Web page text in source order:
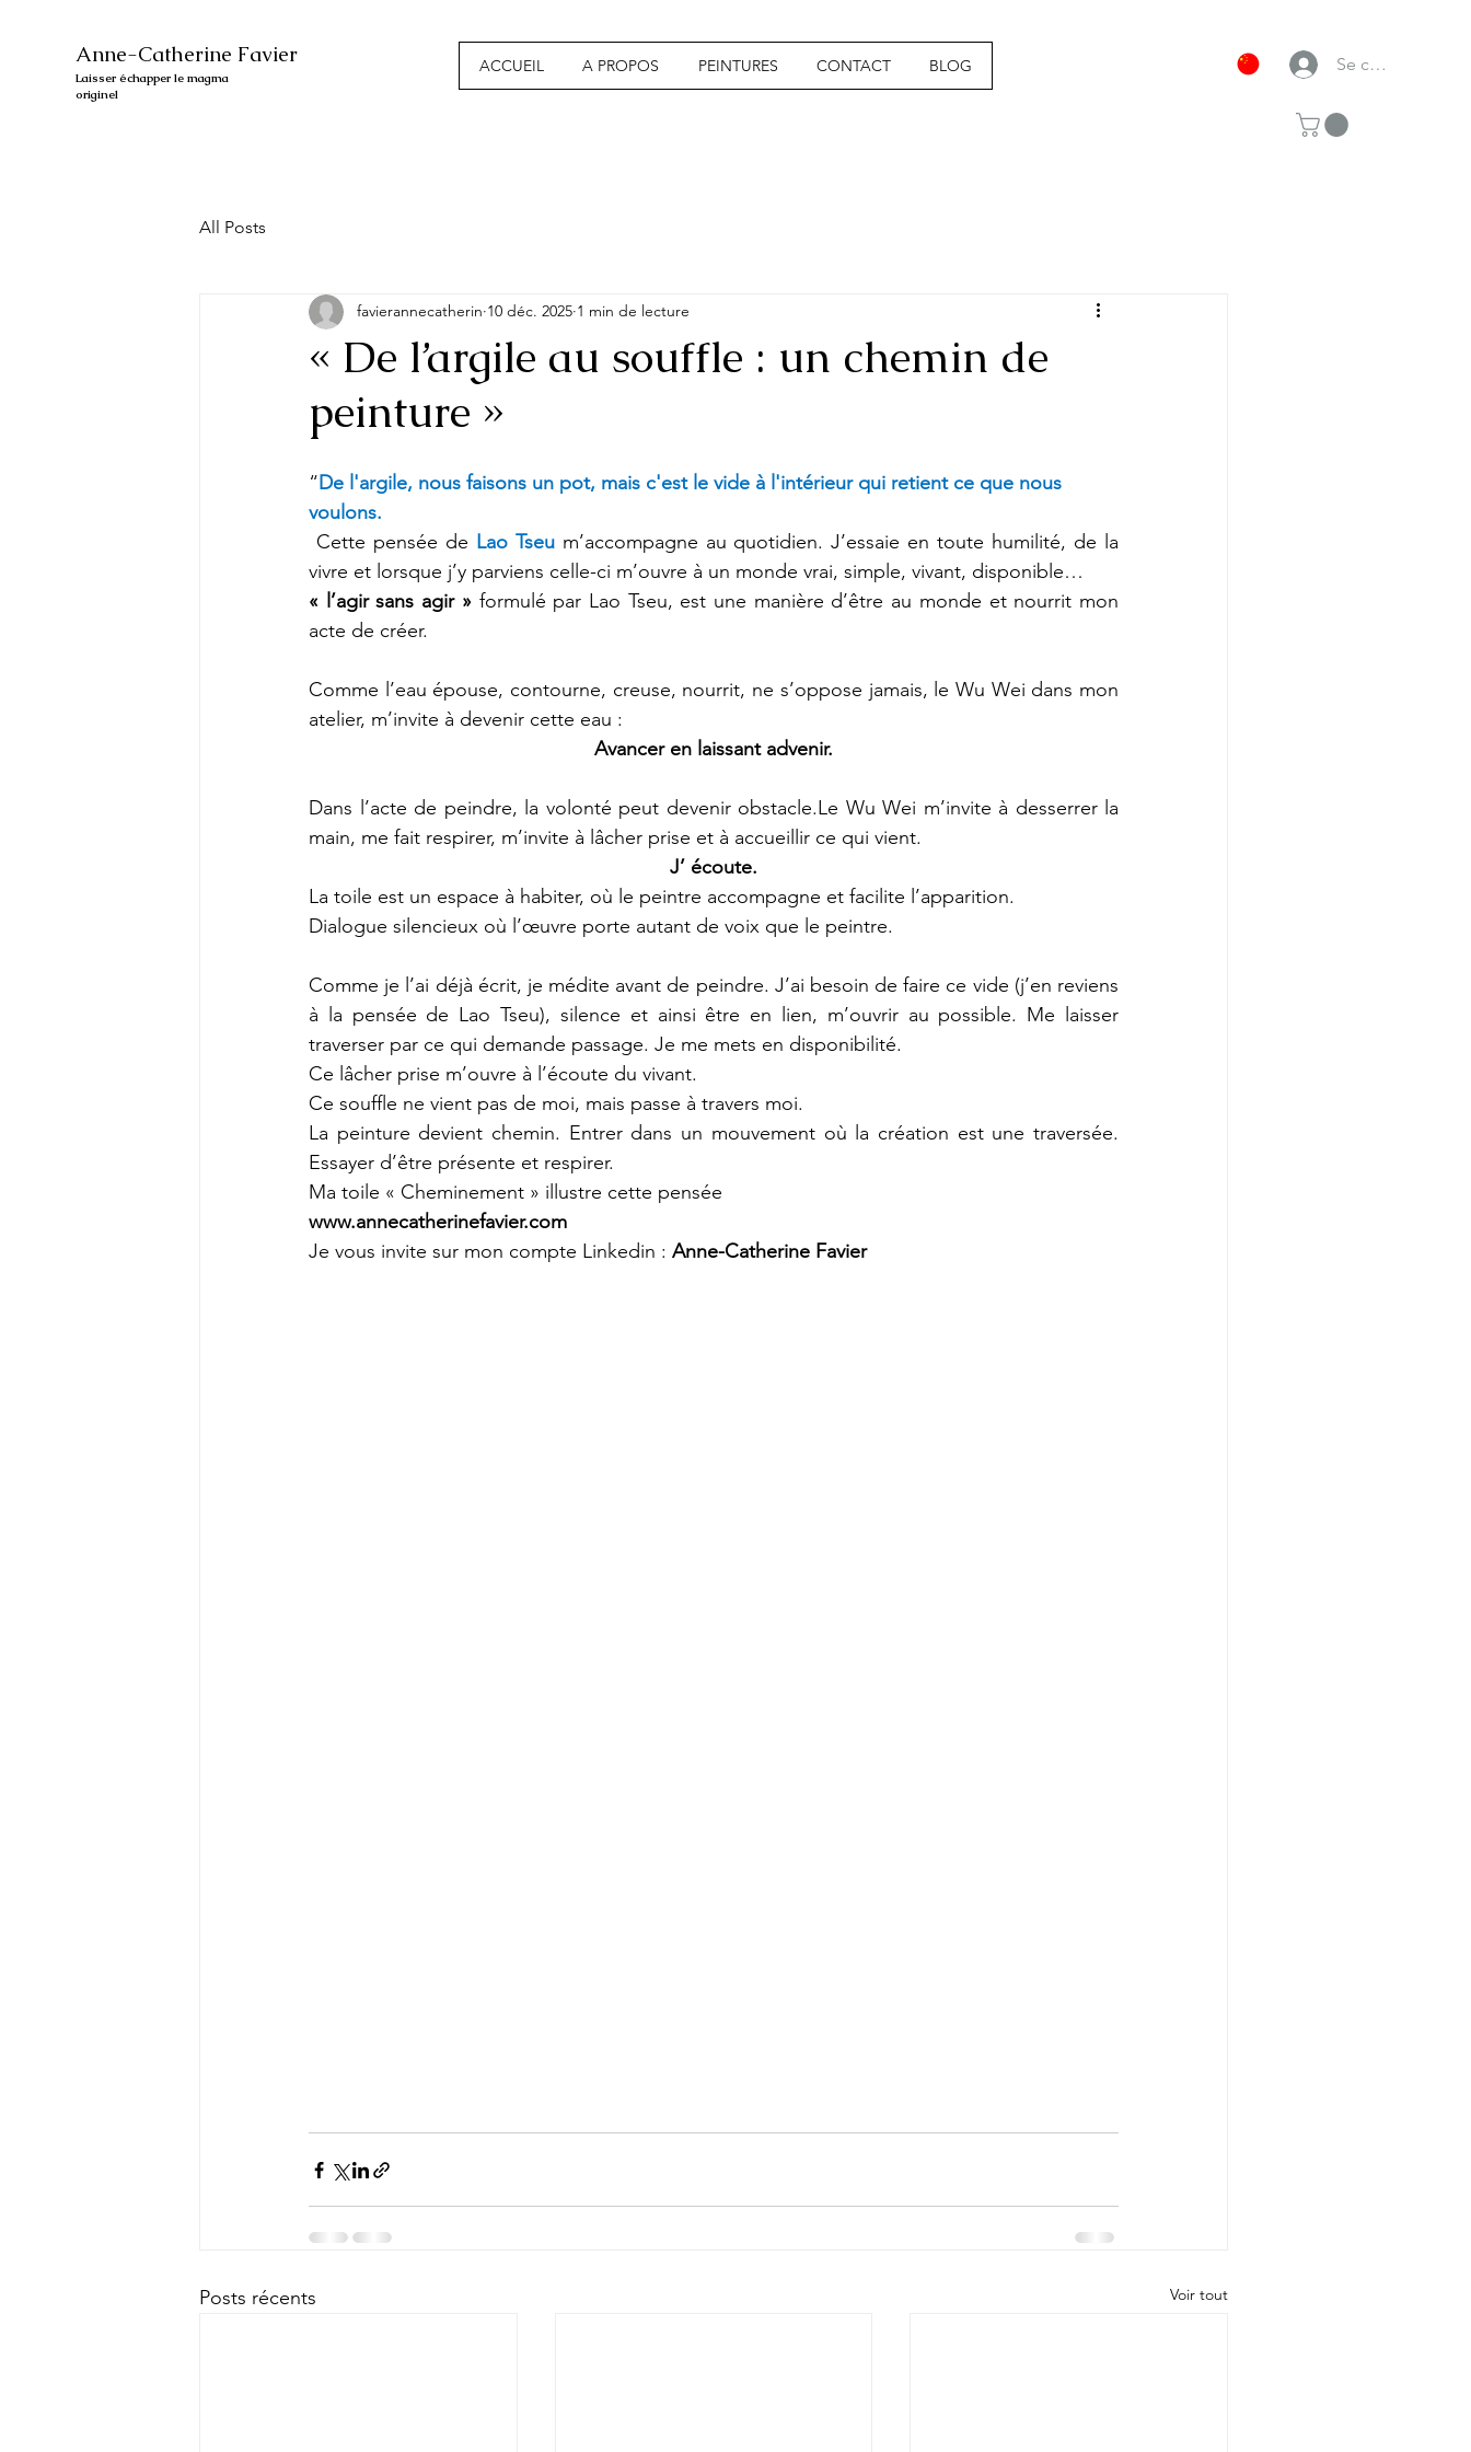
Anne-Catherine Favier
Laisser échapper le magma
originel
ACCUEIL A PROPOS PEINTURES CONTACT BLOG Se connecter
All Posts
« De l’argile au souffle : un chemin de
peinture »
favierannecatherin 10 déc. 2025 1 min de lecture
“De l'argile, nous faisons un pot, mais c'est le vide à l'intérieur qui retient ce que nous
voulons.
Cette pensée de Lao Tseu m’accompagne au quotidien. J’essaie en toute humilité, de la
vivre et lorsque j’y parviens celle-ci m’ouvre à un monde vrai, simple, vivant, disponible…
« l’agir sans agir » formulé par Lao Tseu, est une manière d’être au monde et nourrit mon
acte de créer.
Comme l’eau épouse, contourne, creuse, nourrit, ne s’oppose jamais, le Wu Wei dans mon
atelier, m’invite à devenir cette eau :
Avancer en laissant advenir.
Dans l’acte de peindre, la volonté peut devenir obstacle.Le Wu Wei m’invite à desserrer la
main, me fait respirer, m’invite à lâcher prise et à accueillir ce qui vient.
J’ écoute.
La toile est un espace à habiter, où le peintre accompagne et facilite l’apparition.
Dialogue silencieux où l’œuvre porte autant de voix que le peintre.
Comme je l’ai déjà écrit, je médite avant de peindre. J’ai besoin de faire ce vide (j’en reviens
à la pensée de Lao Tseu), silence et ainsi être en lien, m’ouvrir au possible. Me laisser
traverser par ce qui demande passage. Je me mets en disponibilité.
Ce lâcher prise m’ouvre à l’écoute du vivant.
Ce souffle ne vient pas de moi, mais passe à travers moi.
La peinture devient chemin. Entrer dans un mouvement où la création est une traversée.
Essayer d’être présente et respirer.
Ma toile « Cheminement » illustre cette pensée
www.annecatherinefavier.com
Je vous invite sur mon compte Linkedin : Anne-Catherine Favier
Posts récents Voir tout